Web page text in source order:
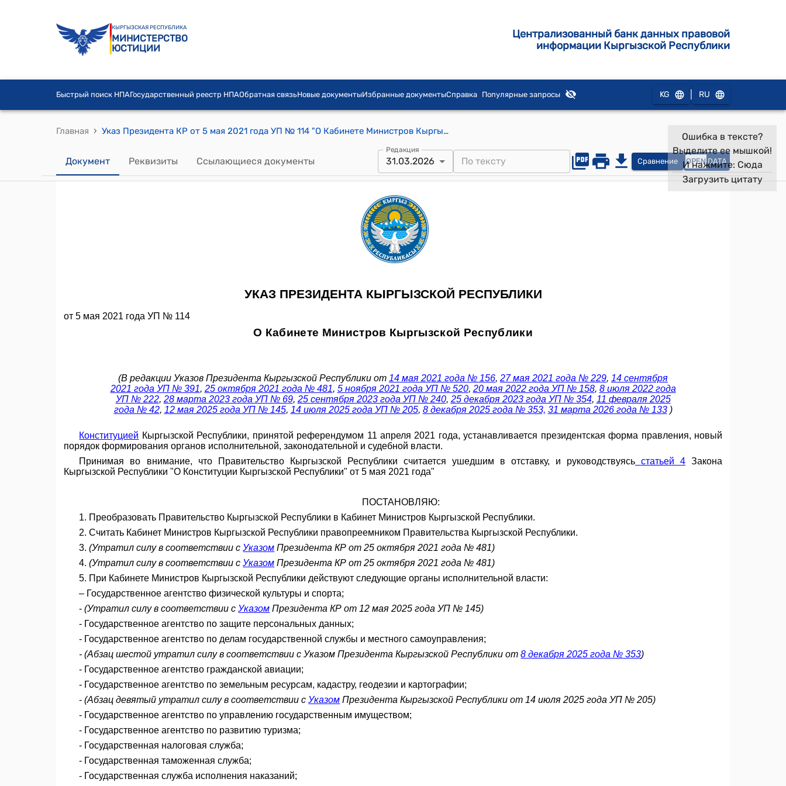
КЫРГЫЗСКАЯ РЕСПУБЛИКА
МИНИСТЕРСТВО
ЮСТИЦИИ
Централизованный банк данных правовой
информации Кыргызской Республики
Быстрый поиск НПАГосударственный реестр НПАОбратная связьНовые документыИзбранные документыСправка Популярные запросы KG RU
Главная › Указ Президента КР от 5 мая 2021 года УП № 114 "О Кабинете Министров Кыргызской Республики"
Документ Реквизиты Ссылающиеся документы
Редакция
31.03.2026 Сравнение OPEN DATA
Ошибка в тексте?
Выделите ее мышкой!
И нажмите: Сюда
Загрузить цитату